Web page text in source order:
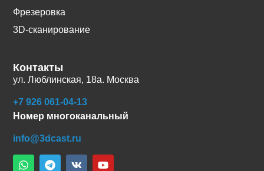
Фрезеровка
3D-сканирование
Контакты
ул. Люблинская, 18а. Москва
+7 926 061-04-13
Номер многоканальный
info@3dcast.ru